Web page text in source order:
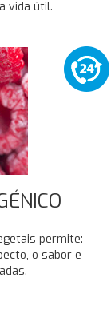
vida útil.
permite:
o sabor e